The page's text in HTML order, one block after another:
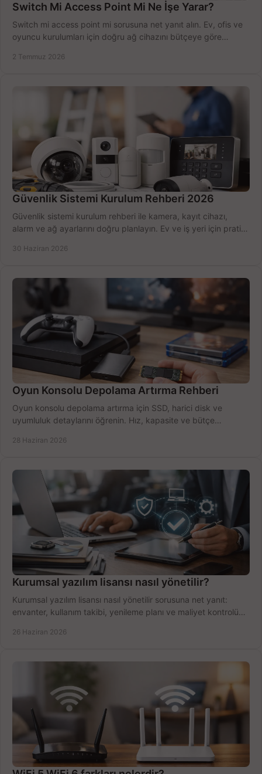
Switch Mi Access Point Mi Ne İşe Yarar?
Switch mi access point mi sorusuna net yanıt alın. Ev, ofis ve
oyuncu kurulumları için doğru ağ cihazını bütçeye göre
2 Temmuz 2026
Güvenlik Sistemi Kurulum Rehberi 2026
Güvenlik sistemi kurulum rehberi ile kamera, kayıt cihazı,
alarm ve ağ ayarlarını doğru planlayın. Ev ve iş yeri için pratik
30 Haziran 2026
Oyun Konsolu Depolama Artırma Rehberi
Oyun konsolu depolama artırma için SSD, harici disk ve
uyumluluk detaylarını öğrenin. Hız, kapasite ve bütçe
28 Haziran 2026
Kurumsal yazılım lisansı nasıl yönetilir?
Kurumsal yazılım lisansı nasıl yönetilir sorusuna net yanıt:
envanter, kullanım takibi, yenileme planı ve maliyet kontrolü
26 Haziran 2026